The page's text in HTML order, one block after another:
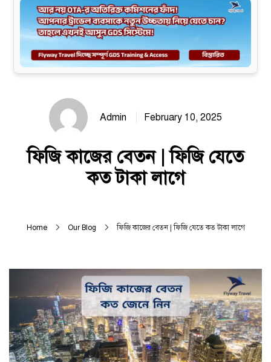
Admin February 10, 2025
ফিজি কাজের বেতন | ফিজি যেতে
কত টাকা লাগে
Home Our Blog ফিজি কাজের বেতন | ফিজি যেতে কত টাকা লাগে